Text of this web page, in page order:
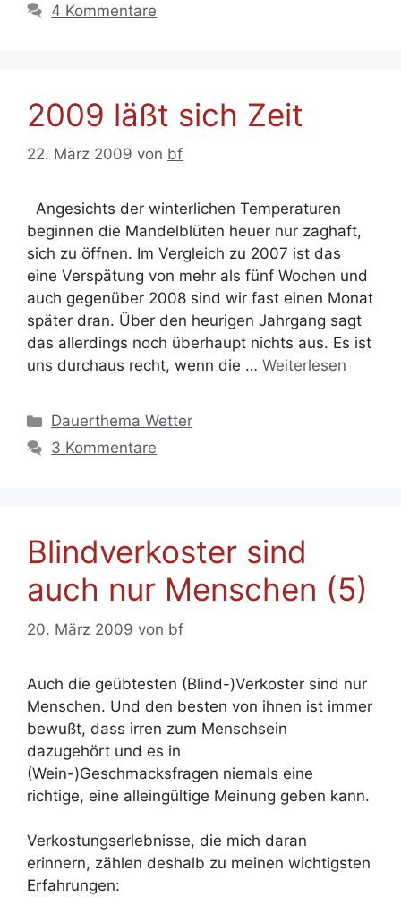
4 Kommentare
2009 läßt sich Zeit
22. März 2009 von bf
Angesichts der winterlichen Temperaturen
beginnen die Mandelblüten heuer nur zaghaft,
sich zu öffnen. Im Vergleich zu 2007 ist das
eine Verspätung von mehr als fünf Wochen und
auch gegenüber 2008 sind wir fast einen Monat
später dran. Über den heurigen Jahrgang sagt
das allerdings noch überhaupt nichts aus. Es ist
uns durchaus recht, wenn die … Weiterlesen
Kategorien
Dauerthema Wetter
3 Kommentare
Blindverkoster sind
auch nur Menschen (5)
20. März 2009 von bf
Auch die geübtesten (Blind-)Verkoster sind nur
Menschen. Und den besten von ihnen ist immer
bewußt, dass irren zum Menschsein
dazugehört und es in
(Wein-)Geschmacksfragen niemals eine
richtige, eine alleingültige Meinung geben kann.
Verkostungserlebnisse, die mich daran
erinnern, zählen deshalb zu meinen wichtigsten
Erfahrungen: